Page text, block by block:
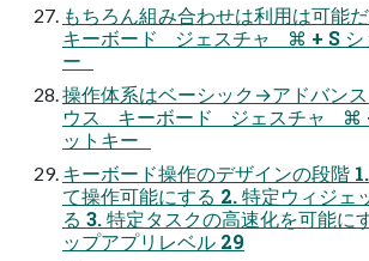
もちろん組み合わせは利用は可能
キーボード ジェスチャ ⌘ + S シ
ー
操作体系はベーシック→アドバン
ウス キーボード ジェスチャ ⌘
ットキー
キーボード操作のデザインの段階
て操作可能にする 2. 特定ウィジェ
る 3. 特定タスクの高速化を可能に
ップアプリレベル 29